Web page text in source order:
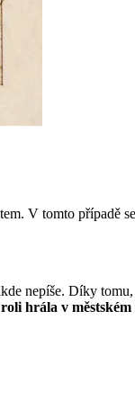
V tomto případě
nepíše. Díky
hrála v